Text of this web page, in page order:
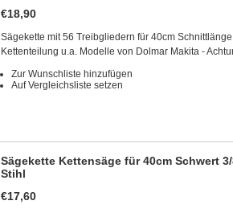
€18,90
Sägekette mit 56 Treibgliedern für 40cm
Kettenteilung u.a. Modelle von Dolmar Makita -
Zur Wunschliste hinzufügen
Auf Vergleichsliste setzen
Sägekette Kettensäge für 40cm Schwert
Stihl
€17,60